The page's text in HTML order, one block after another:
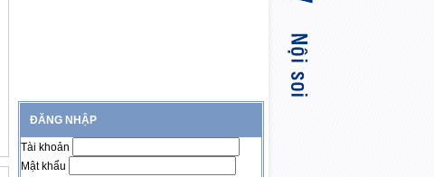
ĐĂNG NHẬP
Tài khoản
Mật khẩu